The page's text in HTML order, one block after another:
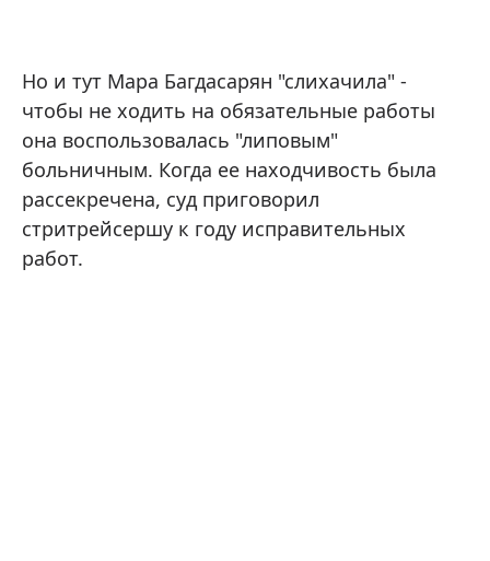
Но и тут Мара Багдасарян "слихачила" -
чтобы не ходить на обязательные работы
она воспользовалась "липовым"
больничным. Когда ее находчивость была
рассекречена, суд приговорил
стритрейсершу к году исправительных
работ.